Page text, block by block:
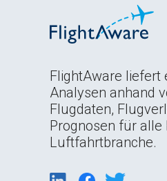
FlightAware liefert
Analysen anhand
Flugdaten,
Prognosen für alle
Luftfahrtbranche.